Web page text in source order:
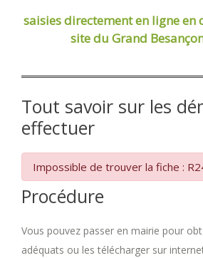
saisies directement en ligneen
site du Grand
Tout savoir sur les
effectuer
Impossible de trouver la fiche :
Procédure
Vous pouvez passer en mairie pour
adéquats ou les télécharger sur